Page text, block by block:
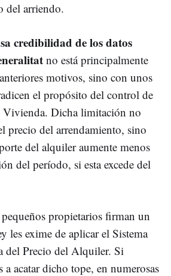
del arriendo.
credibilidad de los datos
no está principalmente
motivos, sino con unos
el propósito del control de
Vivienda. Dicha limitación no
precio del arrendamiento, sino
del alquiler aumente menos
del período, si esta excede del
propietarios firman un
les exime de aplicar el Sistema
del Precio del Alquiler. Si
acatar dicho tope, en numerosas